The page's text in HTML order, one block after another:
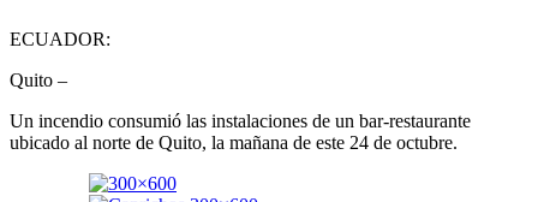
ECUADOR:
Quito –
Un incendio consumió las instalaciones de un bar-restaurante
ubicado al norte de Quito, la mañana de este 24 de octubre.